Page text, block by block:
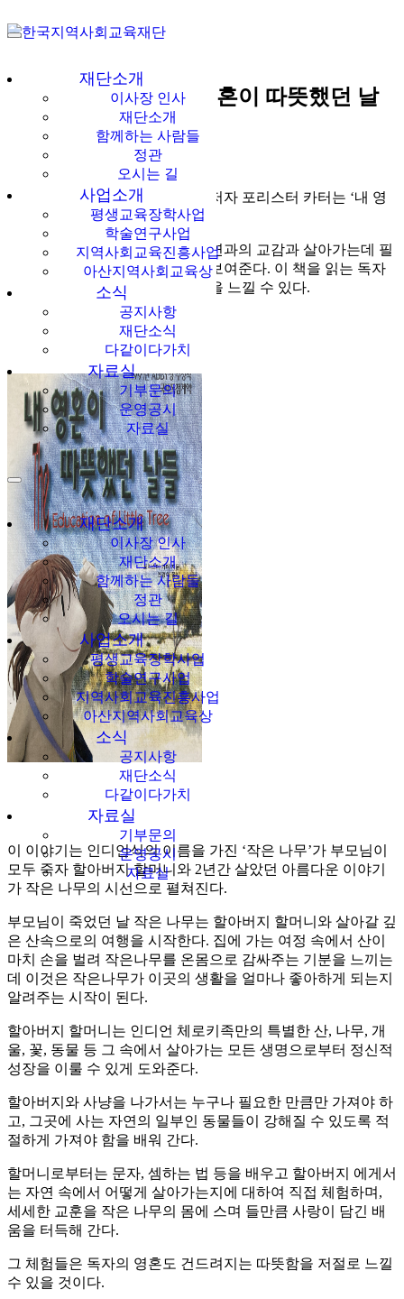
한국지역사회교
육재단
재단소개
이사장 인사
재단소개
함께하는 사람들
정관
오시는 길
사업소개
평생교육장학사업
학술연구사업
지역사회교육진흥사업
아산지역사회교육상
소식
공지사항
재단소식
다같이다가치
자료실
기부문의
운영공시
자료실
재단소개
이사장 인사
재단소개
함께하는 사람들
정관
오시는 길
사업소개
평생교육장학사업
학술연구사업
지역사회교육진흥사업
아산지역사회교육상
소식
공지사항
재단소식
다같이다가치
자료실
기부문의
운영공시
자료실
[울림이 있는 책] 내 영혼이 따뜻했던 날
The Education of little tree
인디언 체로키족의 혈통을 받은 저자 포리스터 카터는 ‘내 영
혼이 따뜻했던 날들’을 썼다.
그 속에는 체로키족의 자취와 자연과의 교감과 살아가는데 필
요한 정신을 아름다운 설명으로 보여준다. 이 책을 읽는 독자
는 내내 독자의 영혼이 따뜻해짐을 느낄 수 있다.
이 이야기는 인디언식의 이름을 가진 ‘작은 나무’가 부모님이
모두 죽자 할아버지 할머니와 2년간 살았던 아름다운 이야기
가 작은 나무의 시선으로 펼쳐진다.
부모님이 죽었던 날 작은 나무는 할아버지 할머니와 살아갈 깊
은 산속으로의 여행을 시작한다. 집에 가는 여정 속에서 산이
마치 손을 벌려 작은나무를 온몸으로 감싸주는 기분을 느끼는
데 이것은 작은나무가 이곳의 생활을 얼마나 좋아하게 되는지
알려주는 시작이 된다.
할아버지 할머니는 인디언 체로키족만의 특별한 산, 나무, 개
울, 꽃, 동물 등 그 속에서 살아가는 모든 생명으로부터 정신적
성장을 이룰 수 있게 도와준다.
할아버지와 사냥을 나가서는 누구나 필요한 만큼만 가져야 하
고, 그곳에 사는 자연의 일부인 동물들이 강해질 수 있도록 적
절하게 가져야 함을 배워 간다.
할머니로부터는 문자, 셈하는 법 등을 배우고 할아버지 에게서
는 자연 속에서 어떻게 살아가는지에 대하여 직접 체험하며,
세세한 교훈을 작은 나무의 몸에 스며 들만큼 사랑이 담긴 배
움을 터득해 간다.
그 체험들은 독자의 영혼도 건드려지는 따뜻함을 저절로 느낄
수 있을 것이다.